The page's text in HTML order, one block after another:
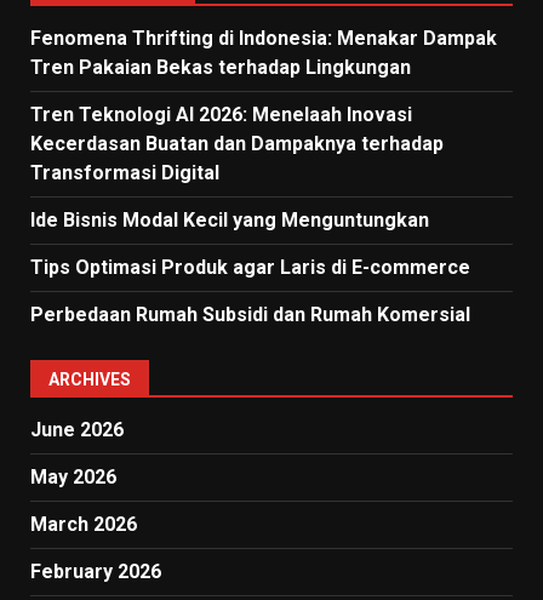
Fenomena Thrifting di Indonesia: Menakar Dampak
Tren Pakaian Bekas terhadap Lingkungan
Tren Teknologi AI 2026: Menelaah Inovasi
Kecerdasan Buatan dan Dampaknya terhadap
Transformasi Digital
Ide Bisnis Modal Kecil yang Menguntungkan
Tips Optimasi Produk agar Laris di E-commerce
Perbedaan Rumah Subsidi dan Rumah Komersial
ARCHIVES
June 2026
May 2026
March 2026
February 2026